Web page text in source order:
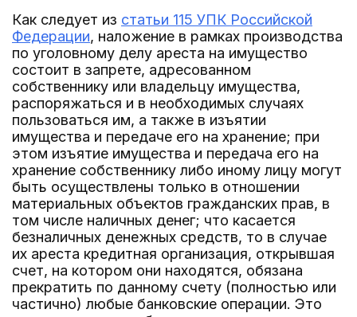
Как следует из статьи 115 УПК Российской
Федерации, наложение в рамках производства
по уголовному делу ареста на имущество
состоит в запрете, адресованном
собственнику или владельцу имущества,
распоряжаться и в необходимых случаях
пользоваться им, а также в изъятии
имущества и передаче его на хранение; при
этом изъятие имущества и передача его на
хранение собственнику либо иному лицу могут
быть осуществлены только в отношении
материальных объектов гражданских прав, в
том числе наличных денег; что касается
безналичных денежных средств, то в случае
их ареста кредитная организация, открывшая
счет, на котором они находятся, обязана
прекратить по данному счету (полностью или
частично) любые банковские операции. Это